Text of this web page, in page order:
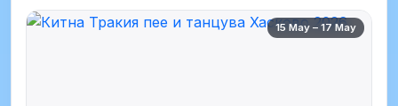
15 May – 17 May